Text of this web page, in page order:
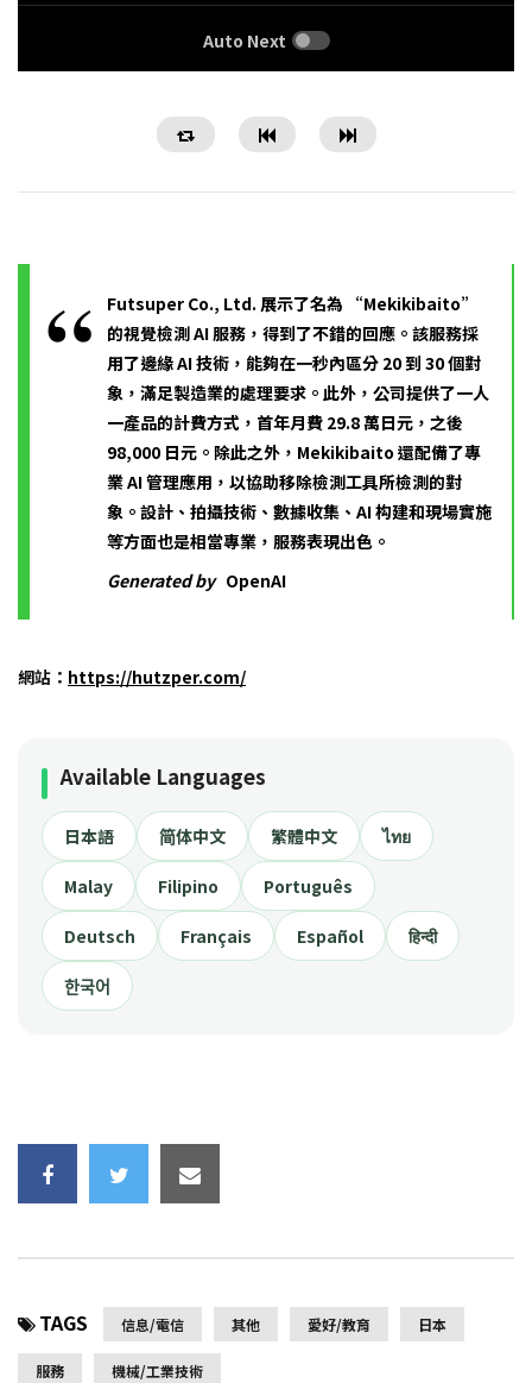
Auto Next
Futsuper Co., Ltd. 展示了名為 “Mekikibaito”
的視覺檢測 AI 服務，得到了不錯的回應。該服務採
用了邊緣 AI 技術，能夠在一秒內區分 20 到 30 個對
象，滿足製造業的處理要求。此外，公司提供了一人
一產品的計費方式，首年月費 29.8 萬日元，之後
98,000 日元。除此之外，Mekikibaito 還配備了專
業 AI 管理應用，以協助移除檢測工具所檢測的對
象。設計、拍攝技術、數據收集、AI 构建和現場實施
等方面也是相當專業，服務表現出色。
Generated by OpenAI
網站： https://hutzper.com/
Available Languages
日本語 简体中文 繁體中文 ไทย
Malay Filipino Português
Deutsch Français Español हिन्दी
한국어
TAGS 信息/電信 其他 愛好/教育 日本
服務 機械/工業技術